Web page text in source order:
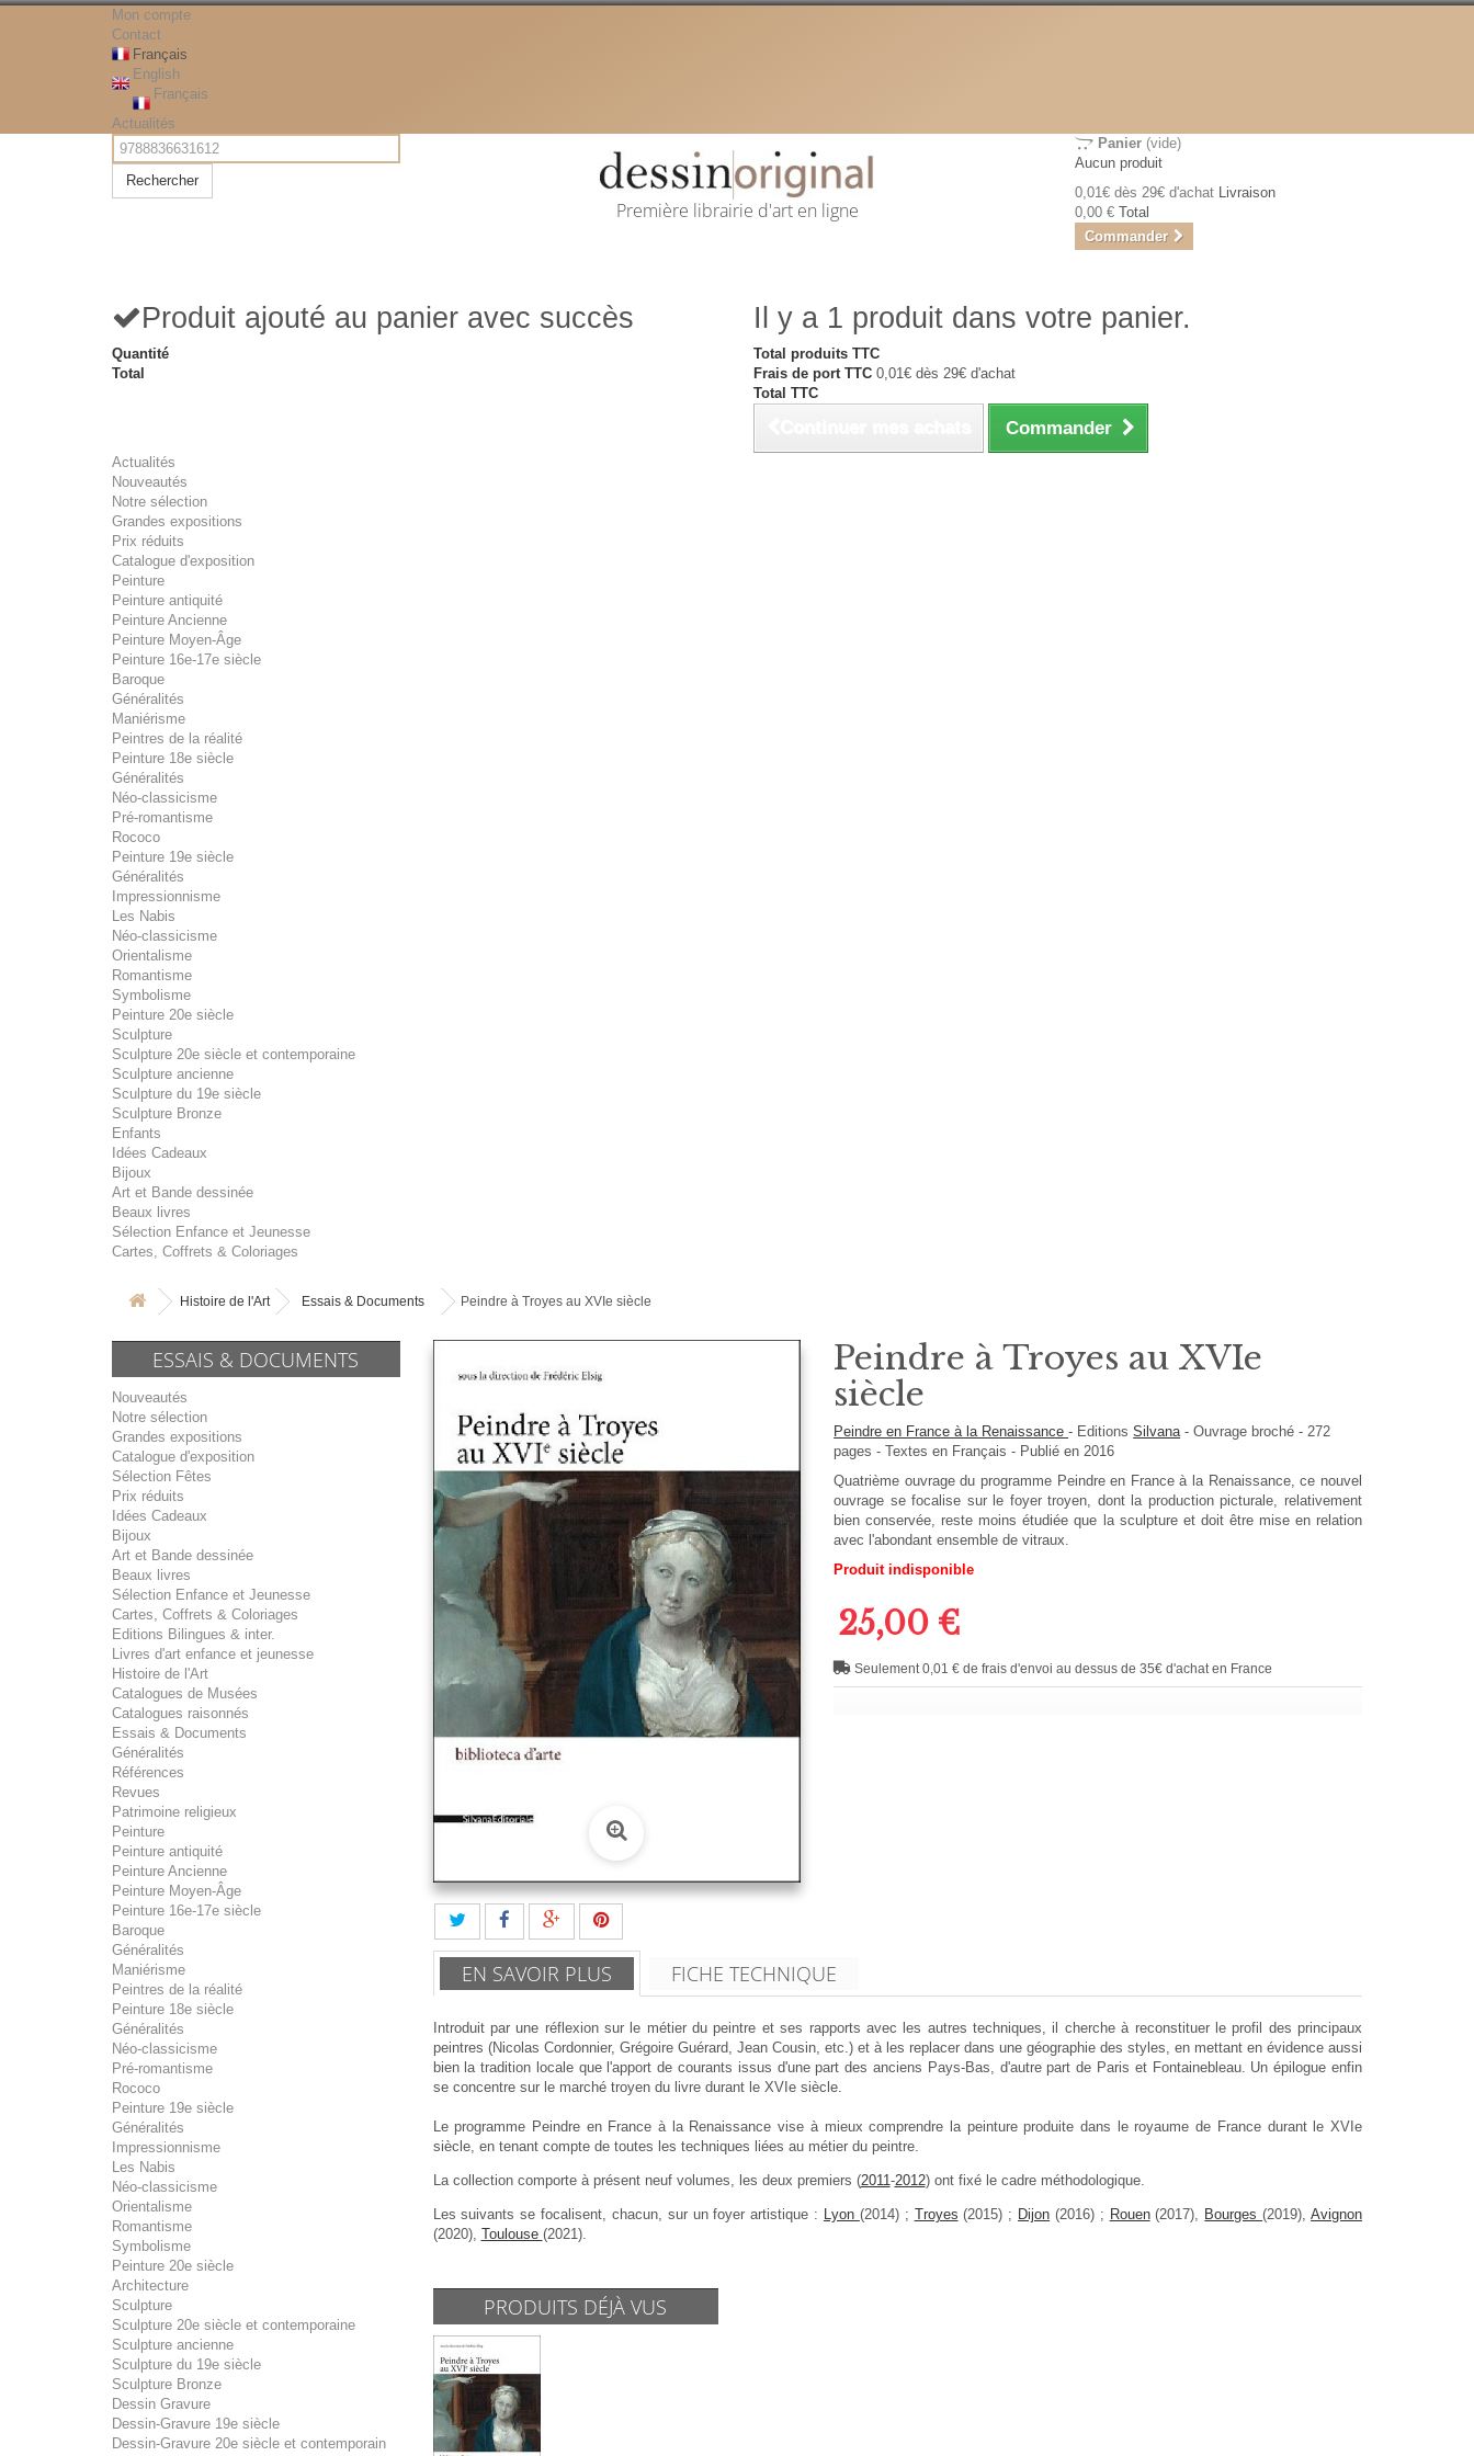
Mon compte
Contact
Français
English
Français
Actualités
Rechercher
Première librairie d'art en ligne
Panier (vide)
Aucun produit
0,01€ dès 29€ d'achat Livraison
0,00 € Total
Commander
Produit ajouté au panier avec succès
Quantité
Total
Il y a 1 produit dans votre panier.
Total produits TTC
Frais de port TTC 0,01€ dès 29€ d'achat
Total TTC
Commander
Actualités
Nouveautés
Notre sélection
Grandes expositions
Prix réduits
Catalogue d'exposition
Peinture
Peinture antiquité
Peinture Ancienne
Peinture Moyen-Âge
Peinture 16e-17e siècle
Baroque
Généralités
Maniérisme
Peintres de la réalité
Peinture 18e siècle
Généralités
Néo-classicisme
Pré-romantisme
Rococo
Peinture 19e siècle
Généralités
Impressionnisme
Les Nabis
Néo-classicisme
Orientalisme
Romantisme
Symbolisme
Peinture 20e siècle
Sculpture
Sculpture 20e siècle et contemporaine
Sculpture ancienne
Sculpture du 19e siècle
Sculpture Bronze
Enfants
Idées Cadeaux
Bijoux
Art et Bande dessinée
Beaux livres
Sélection Enfance et Jeunesse
Cartes, Coffrets & Coloriages
Histoire de l'Art Essais & Documents Peindre à Troyes au XVIe siècle
ESSAIS & DOCUMENTS
Nouveautés
Notre sélection
Grandes expositions
Catalogue d'exposition
Sélection Fêtes
Prix réduits
Idées Cadeaux
Bijoux
Art et Bande dessinée
Beaux livres
Sélection Enfance et Jeunesse
Cartes, Coffrets & Coloriages
Editions Bilingues & inter.
Livres d'art enfance et jeunesse
Histoire de l'Art
Catalogues de Musées
Catalogues raisonnés
Essais & Documents
Généralités
Références
Revues
Patrimoine religieux
Peinture
Peinture antiquité
Peinture Ancienne
Peinture Moyen-Âge
Peinture 16e-17e siècle
Baroque
Généralités
Maniérisme
Peintres de la réalité
Peinture 18e siècle
Généralités
Néo-classicisme
Pré-romantisme
Rococo
Peinture 19e siècle
Généralités
Impressionnisme
Les Nabis
Néo-classicisme
Orientalisme
Romantisme
Symbolisme
Peinture 20e siècle
Architecture
Sculpture
Sculpture 20e siècle et contemporaine
Sculpture ancienne
Sculpture du 19e siècle
Sculpture Bronze
Dessin Gravure
Dessin-Gravure 19e siècle
Dessin-Gravure 20e siècle et contemporain
Peindre à Troyes au XVIe
siècle
Peindre en France à la Renaissance- EditionsSilvana -Ouvrage broché-272
pages -Textes en Français- Publié en 2016
Quatrième ouvrage du programme Peindre en France à la Renaissance, ce nouvel
ouvrage se focalise sur le foyer troyen, dont la production picturale, relativement
bien conservée, reste moins étudiée que la sculpture et doit être mise en relation
avec l'abondant ensemble de vitraux.
Produit indisponible
25,00 €
Seulement 0,01 € de frais d'envoi au dessus de 35€ d'achat en France
EN SAVOIR PLUS FICHE TECHNIQUE
Introduit par une réflexion sur le métier du peintre et ses rapports avec les autres techniques, il cherche à reconstituer le profil des principaux
peintres (Nicolas Cordonnier, Grégoire Guérard, Jean Cousin, etc.) et à les replacer dans une géographie des styles, en mettant en évidence aussi
bien la tradition locale que l'apport de courants issus d'une part des anciens Pays-Bas, d'autre part de Paris et Fontainebleau. Un épilogue enfin
se concentre sur le marché troyen du livre durant le XVIe siècle.
Le programme Peindre en France à la Renaissance vise à mieux comprendre la peinture produite dans le royaume de France durant le XVIe
siècle, en tenant compte de toutes les techniques liées au métier du peintre.
La collection comporte à présent neuf volumes, les deux premiers (2011-2012) ont fixé le cadre méthodologique.
Les suivants se focalisent, chacun, sur un foyer artistique : Lyon (2014) ; Troyes (2015) ; Dijon (2016) ; Rouen(2017), Bourges(2019),Avignon
(2020), Toulouse (2021).
PRODUITS DÉJÀ VUS